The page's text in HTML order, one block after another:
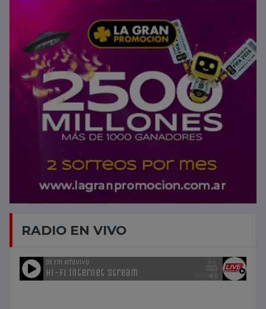
RADIO EN VIVO